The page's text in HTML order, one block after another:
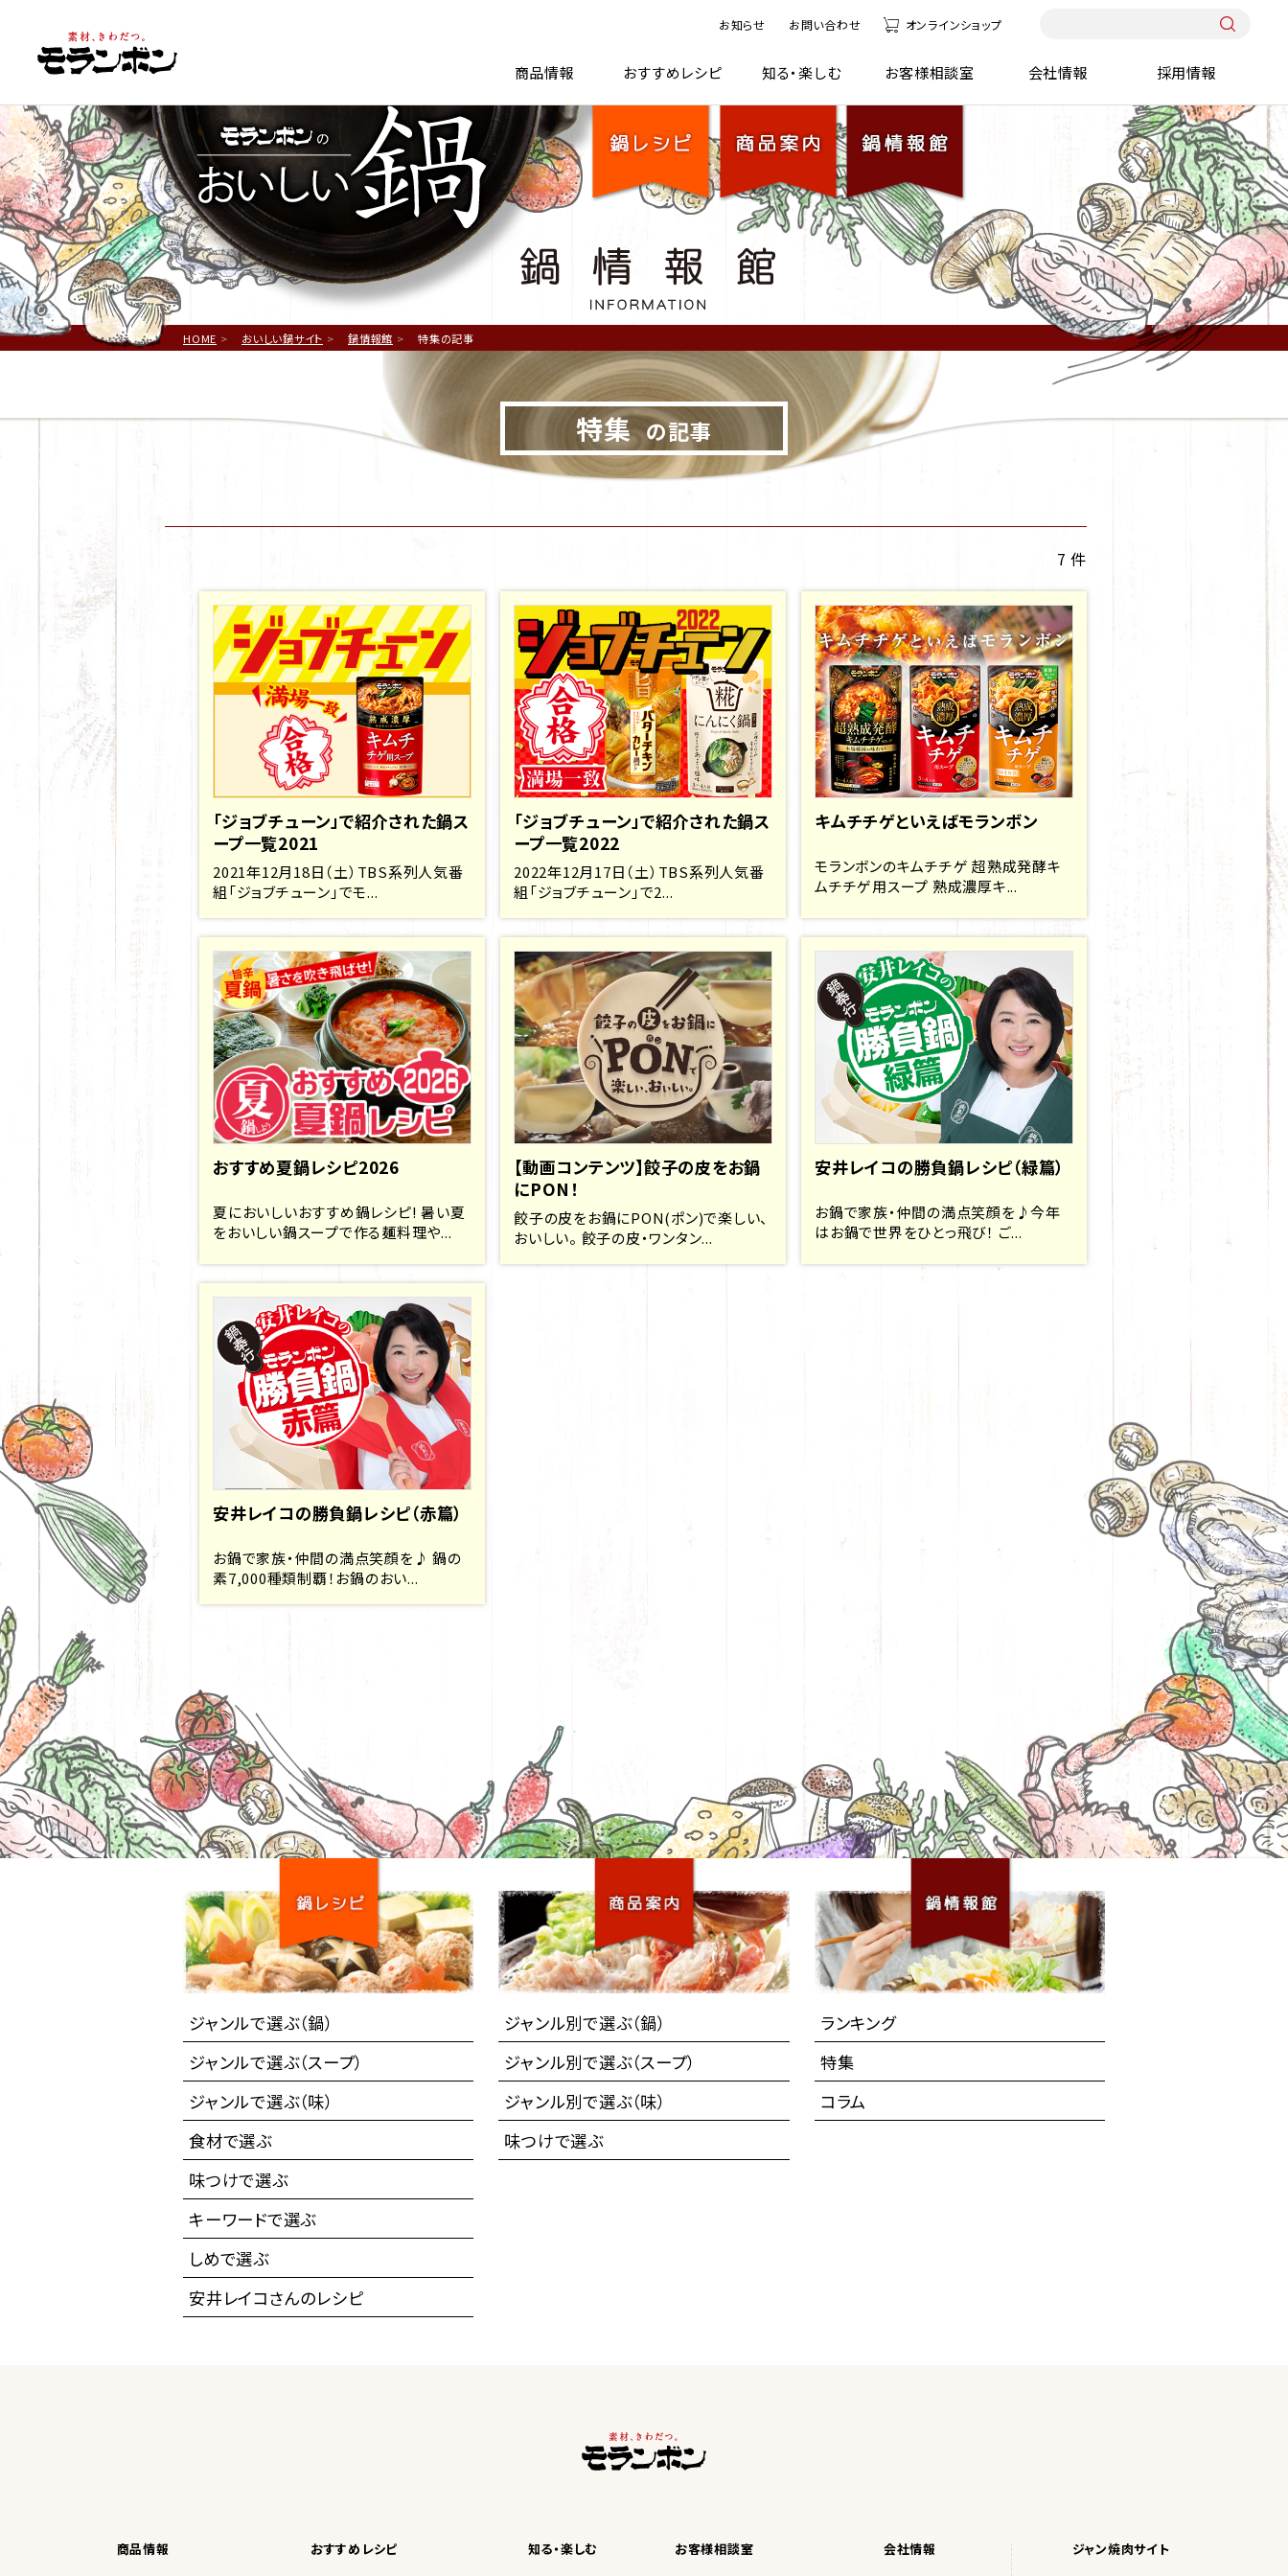
お知らせ お問い合わせ オンラインショップ
商品情報 おすすめレシピ 知る・楽しむ お客様相談室 会社情報 採用情報
商品案内 鍋情報館
HOME おいしい鍋サイト 鍋情報館 特集の記事
特集 の記事
7 件
「ジョブチューン」で紹介された鍋ス
ープ一覧2021
2021年12月18日（土）TBS系列人気番
組「ジョブチューン」でモ...
「ジョブチューン」で紹介された鍋ス
ープ一覧2022
2022年12月17日（土）TBS系列人気番
組「ジョブチューン」で2...
キムチチゲといえばモランボン
モランボンのキムチチゲ 超熟成発酵キ
ムチチゲ用スープ 熟成濃厚キ...
おすすめ夏鍋レシピ2026
夏においしいおすすめ鍋レシピ! 暑い夏
をおいしい鍋スープで作る麺料理や...
【動画コンテンツ】餃子の皮をお鍋
にPON！
餃子の皮をお鍋にPON(ポン)で楽しい、
おいしい。 餃子の皮・ワンタン...
安井レイコの勝負鍋レシピ（緑篇）
お鍋で家族・仲間の満点笑顔を♪今年
はお鍋で世界をひとっ飛び！ ご...
安井レイコの勝負鍋レシピ（赤篇）
お鍋で家族・仲間の満点笑顔を♪ 鍋の
素7,000種類制覇！お鍋のおい...
ジャンルで選ぶ（鍋）
ジャンルで選ぶ（スープ）
ジャンルで選ぶ（味）
食材で選ぶ
味つけで選ぶ
キーワードで選ぶ
しめで選ぶ
安井レイコさんのレシピ
ジャンル別で選ぶ（鍋）
ジャンル別で選ぶ（スープ）
ジャンル別で選ぶ（味）
味つけで選ぶ
ランキング
特集
コラム
商品情報 おすすめレシピ 知る・楽しむ お客様相談室 会社情報 ジャン焼肉サイト